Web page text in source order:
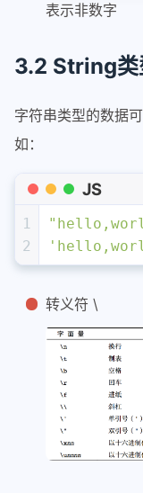
表示非数字
3.2 String类
字符串类型的数据
如：
JS
1
2
转义符 \